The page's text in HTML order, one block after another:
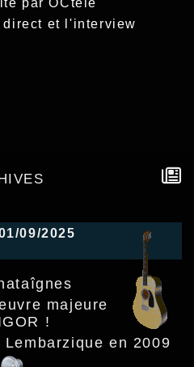
direct et l'interview
09/2025
majeure
!
en 2009